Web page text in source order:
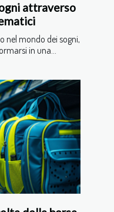
attraverso
nel mondo dei sogni,
in una...